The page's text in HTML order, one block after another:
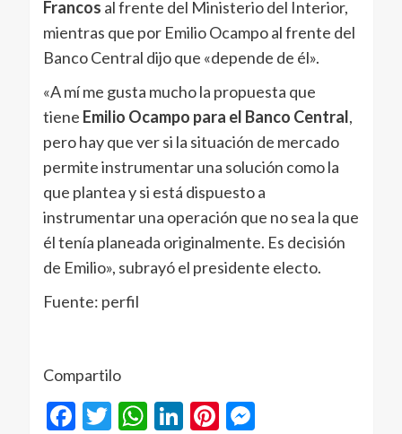
Francos al frente del Ministerio del Interior,
mientras que por Emilio Ocampo al frente del
Banco Central dijo que «depende de él».
«A mí me gusta mucho la propuesta que
tiene Emilio Ocampo para el Banco Central,
pero hay que ver si la situación de mercado
permite instrumentar una solución como la
que plantea y si está dispuesto a
instrumentar una operación que no sea la que
él tenía planeada originalmente. Es decisión
de Emilio», subrayó el presidente electo.
Fuente: perfil
Compartilo
Facebook
Twitter
WhatsApp
LinkedIn
Pinterest
Messenger